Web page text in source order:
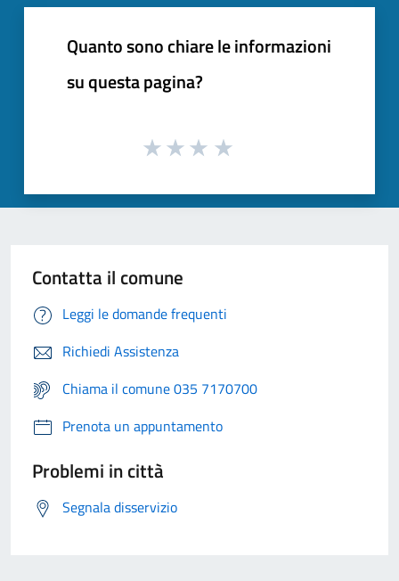
Quanto sono chiare le informazioni
su questa pagina?
Contatta il comune
Leggi le domande frequenti
Richiedi Assistenza
Chiama il comune 035 7170700
Prenota un appuntamento
Problemi in città
Segnala disservizio